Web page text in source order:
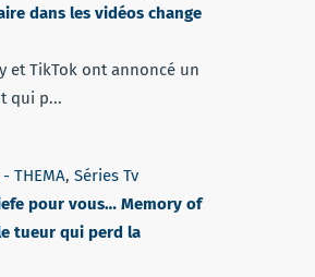
dans les vidéos change
et TikTok ont annoncé un
qui p...
- THEMA, Séries Tv
pour vous… Memory of
tueur qui perd la